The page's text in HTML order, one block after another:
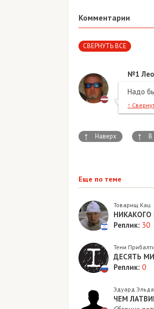
Комментарии
СВЕРНУТЬ ВСЕ
№1
Надо
↑
↑ Наверх ↑ В
Еще по теме
Товарищ Кац
НИКАКОГО
Реплик: 30
Тени
ДЕСЯТЬ
Реплик: 0
Эдуард
ЧЕМ